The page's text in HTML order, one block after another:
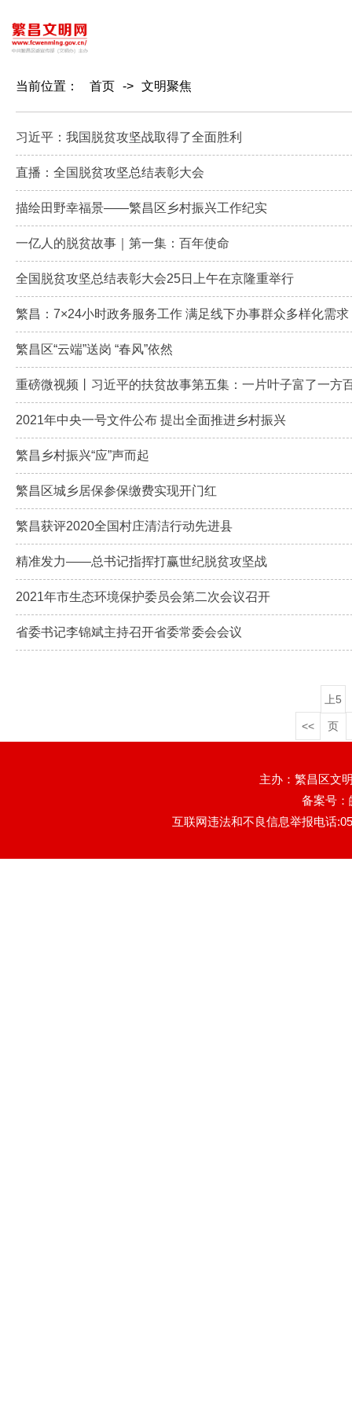
当前位置： 首页 -> 文明聚焦
习近平：我国脱贫攻坚战取得了全面胜利
直播：全国脱贫攻坚总结表彰大会
描绘田野幸福景——繁昌区乡村振兴工作纪实
一亿人的脱贫故事｜第一集：百年使命
全国脱贫攻坚总结表彰大会25日上午在京隆重举行
繁昌：7×24小时政务服务工作 满足线下办事群众多样化需求
繁昌区“云端”送岗 “春风”依然
重磅微视频丨习近平的扶贫故事第五集：一片叶子富了一方
2021年中央一号文件公布 提出全面推进乡村振兴
繁昌乡村振兴“应”声而起
繁昌区城乡居保参保缴费实现开门红
繁昌获评2020全国村庄清洁行动先进县
精准发力——总书记指挥打赢世纪脱贫攻坚战
2021年市生态环境保护委员会第二次会议召开
省委书记李锦斌主持召开省委常委会会议
<<
上5
页
主办：繁昌区文
备案号：
互联网违法和不良信息举报电话